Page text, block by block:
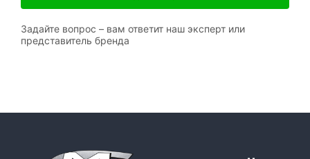
Задайте вопрос – вам ответит наш эксперт или
представитель бренда